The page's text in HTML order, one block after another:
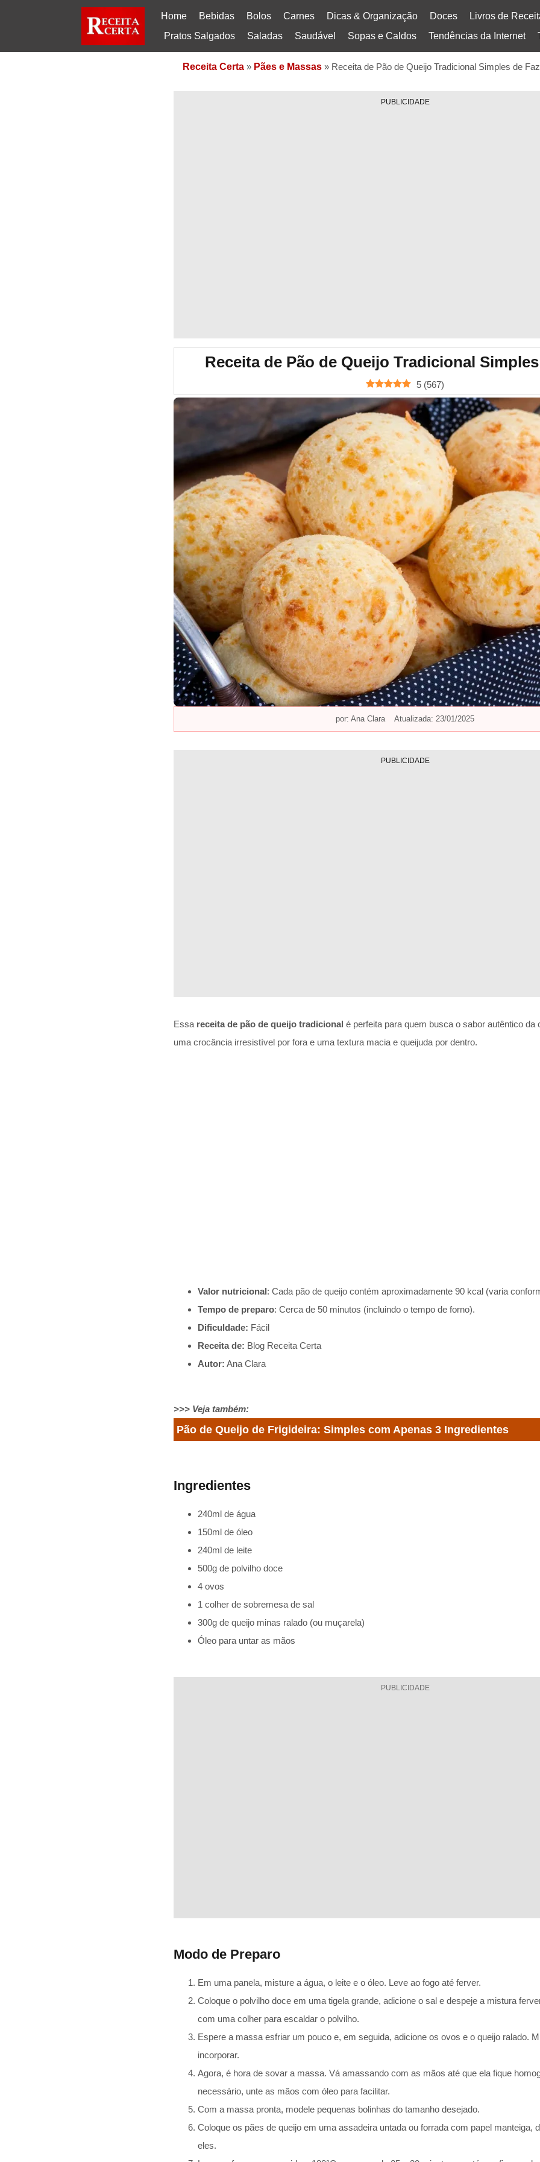
Home Bebidas Bolos Carnes Dicas & Organização Doces Livros de
Pratos Salgados
Saladas Saudável Sopas e Caldos Tendências da Internet
Receita Certa » Pães e Massas » Receita de Pão de Queijo Tradicional Simples de
PUBLICIDADE
Receita de Pão de Queijo Tradicional
5 (567)
por: Ana Clara Atualizada: 23/01/2025
PUBLICIDADE
Essa receita de pão de queijo tradicional é perfeita para quem busca o sabor autêntico da
uma crocância irresistível por fora e uma textura macia e queijuda por dentro.
Valor nutricional: Cada pão de queijo contém aproximadamente 90 kcal (varia
Tempo de preparo: Cerca de 50 minutos (incluindo o tempo de forno).
Dificuldade: Fácil
Receita de: Blog Receita Certa
Autor: Ana Clara
>>> Veja também:
Pão de Queijo de Frigideira: Simples com Apenas 3 Ingredientes
Ingredientes
240ml de água
150ml de óleo
240ml de leite
500g de polvilho doce
4 ovos
1 colher de sobremesa de sal
300g de queijo minas ralado (ou muçarela)
Óleo para untar as mãos
PUBLICIDADE
Modo de Preparo
Em uma panela, misture a água, o leite e o óleo. Leve ao fogo até ferver.
Coloque o polvilho doce em uma tigela grande, adicione o sal e despeje a mistura
com uma colher para escaldar o polvilho.
Espere a massa esfriar um pouco e, em seguida, adicione os ovos e o queijo ralado.
incorporar.
Agora, é hora de sovar a massa. Vá amassando com as mãos até que ela fique
necessário, unte as mãos com óleo para facilitar.
Com a massa pronta, modele pequenas bolinhas do tamanho desejado.
Coloque os pães de queijo em uma assadeira untada ou forrada com papel manteiga,
eles.